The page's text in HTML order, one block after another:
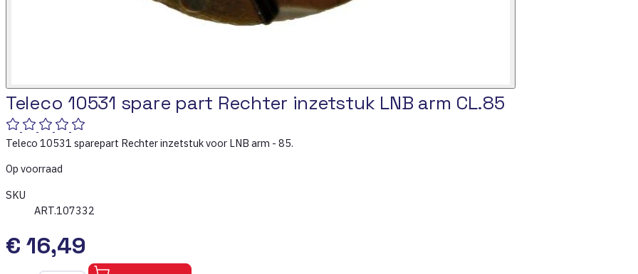
Teleco 10531 spare part Rechter inzetstuk LNB arm CL.85
Teleco 10531 sparepart Rechter inzetstuk voor LNB arm - 85.
Op voorraad
SKU
ART.107332
€ 16,49